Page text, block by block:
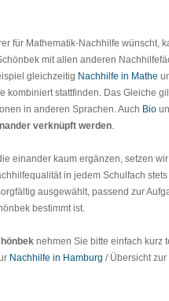
für Mathematik-Nachhilfe wünscht,
mit allen anderen
gleichzeitig Nachhilfe in Mathe
kombiniert stattfinden. Das Gleiche
in anderen Sprachen. Auch Bio
verknüpft werden.
einander kaum ergänzen, setzen
in jedem Schulfach
ausgewählt, passend zur
bestimmt ist.
nehmen Sie bitte einfach kurz
Nachhilfe in Hamburg / Übersicht zur